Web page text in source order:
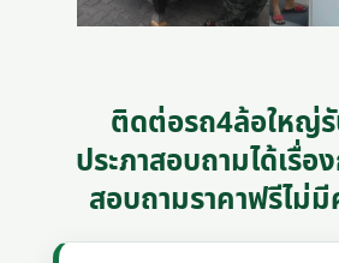
ติดต่อรถ4ล้อใหญ่รั
ประภาสอบถามได้เรื่อ
สอบถามราคาฟรีไม่มี